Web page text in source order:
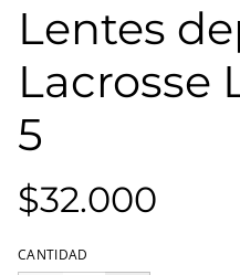
Lentes
Lacrosse
5
$32.000
CANTIDAD